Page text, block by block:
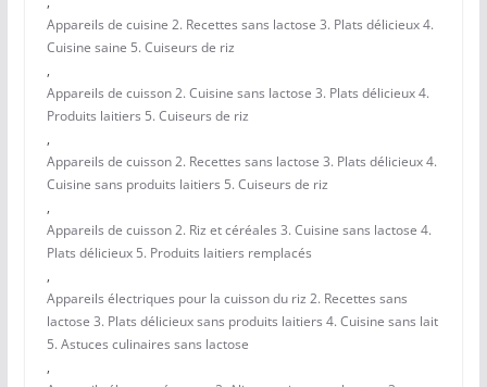
Appareils de cuisine 2. Recettes sans lactose 3. Plats délicieux 4.
Cuisine saine 5. Cuiseurs de riz
,
Appareils de cuisson 2. Cuisine sans lactose 3. Plats délicieux 4.
Produits laitiers 5. Cuiseurs de riz
,
Appareils de cuisson 2. Recettes sans lactose 3. Plats délicieux 4.
Cuisine sans produits laitiers 5. Cuiseurs de riz
,
Appareils de cuisson 2. Riz et céréales 3. Cuisine sans lactose 4.
Plats délicieux 5. Produits laitiers remplacés
,
Appareils électriques pour la cuisson du riz 2. Recettes sans
lactose 3. Plats délicieux sans produits laitiers 4. Cuisine sans lait
5. Astuces culinaires sans lactose
,